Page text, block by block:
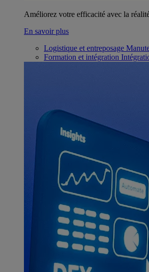
Améliorez votre efficacité avec la
En savoir plus
Logistique et entreposage
Formation et intégration